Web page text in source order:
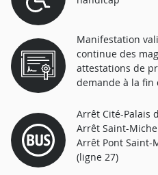
Manifestation
continue des
attestations de
demande à la fin
Arrêt Cité-Palais
Arrêt Saint-
Arrêt Pont Saint-
(ligne 27)